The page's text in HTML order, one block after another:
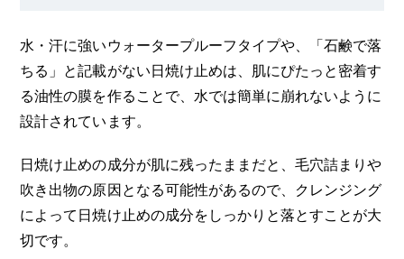
水・汗に強いウォータープルーフタイプや、「石鹸で落
ちる」と記載がない日焼け止めは、肌にぴたっと密着す
る油性の膜を作ることで、水では簡単に崩れないように
設計されています。
日焼け止めの成分が肌に残ったままだと、毛穴詰まりや
吹き出物の原因となる可能性があるので、クレンジング
によって日焼け止めの成分をしっかりと落とすことが大
切です。